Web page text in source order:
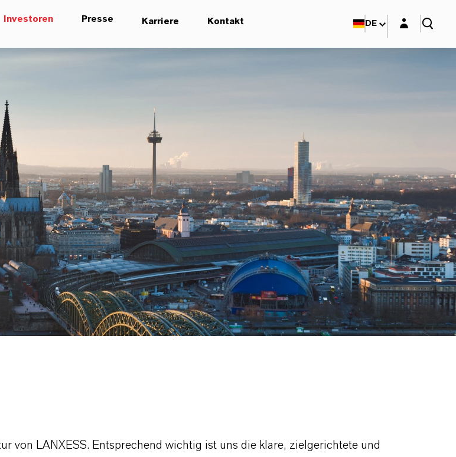
Investoren Presse Karriere Kontakt DE Login-Maske
von LANXESS. Entsprechend wichtig ist uns die klare, zielgerichtete und